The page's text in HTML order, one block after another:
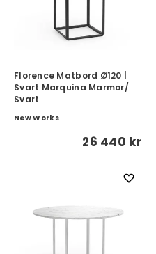
Florence Matbord Ø120 |
Svart Marquina Marmor/
Svart
New Works
26 440 kr